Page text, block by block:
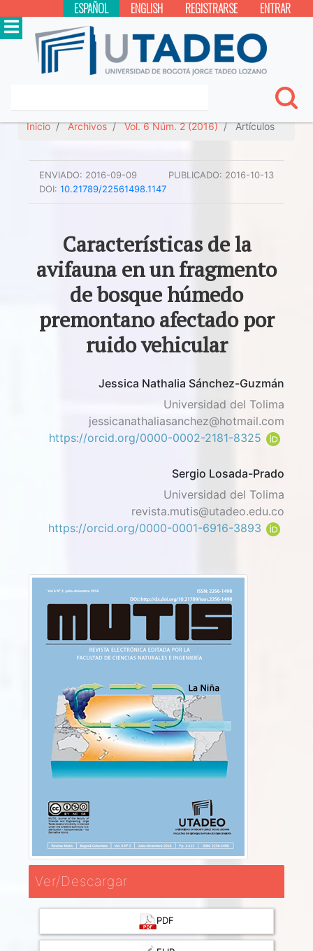
ESPAÑOL ENGLISH REGISTRARSE ENTRAR
Inicio Archivos Vol. 6 Núm. 2 (2016) Artículos
ENVIADO: 2016-09-09 PUBLICADO: 2016-10-13
DOI:10.21789/22561498.1147
Características de la
avifauna en un fragmento
de bosque húmedo
premontano afectado por
ruido vehicular
Jessica Nathalia Sánchez-Guzmán
Universidad del Tolima
jessicanathaliasanchez@hotmail.com
https://orcid.org/0000-0002-2181-8325
Sergio Losada-Prado
Universidad del Tolima
revista.mutis@utadeo.edu.co
https://orcid.org/0000-0001-6916-3893
Ver/Descargar
PDF